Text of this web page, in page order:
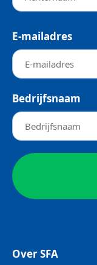
E-mailadres
Bedrijfsnaam
Over SFA